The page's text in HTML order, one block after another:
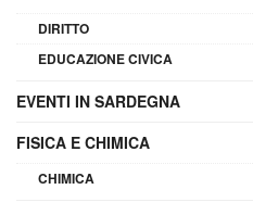
DIRITTO
EDUCAZIONE CIVICA
EVENTI IN SARDEGNA
FISICA E CHIMICA
CHIMICA